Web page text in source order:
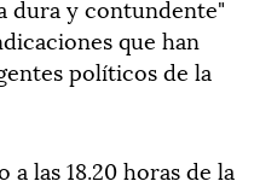
dura y contundente"
que han
políticos de la
a las 18.20 horas de la